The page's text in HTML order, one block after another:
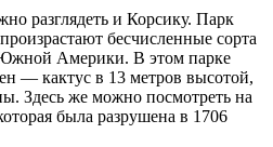
разглядеть и Корсику. Парк
бесчисленные сорта
Америки. В этом парке
— кактус в 13 метров высотой,
Здесь же можно посмотреть на
была разрушена в 1706